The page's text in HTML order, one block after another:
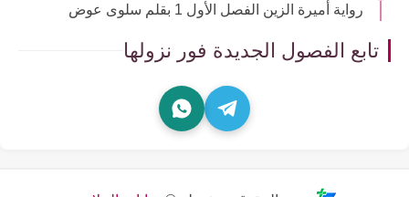
رواية أميرة الزين الفصل الأول 1 بقلم سلوى عوض
تابع الفصول الجديدة فور نزولها